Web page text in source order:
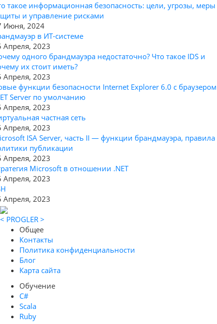
такое информационная безопасность: цели, угрозы, меры
и управление рисками
Июня, 2024
в ИТ-системе
Апреля, 2023
одного брандмауэра недостаточно? Что такое IDS и
их стоит иметь?
Апреля, 2023
функции безопасности Internet Explorer 6.0 с браузером
Server по умолчанию
Апреля, 2023
частная сеть
Апреля, 2023
ISA Server, часть II — функции брандмауэра, правила
публикации
Апреля, 2023
Microsoft в отношении .NET
Апреля, 2023
Апреля, 2023
< PROGLER >
Общее
Контакты
Политика конфиденциальности
Блог
Карта сайта
Обучение
C#
Scala
Ruby